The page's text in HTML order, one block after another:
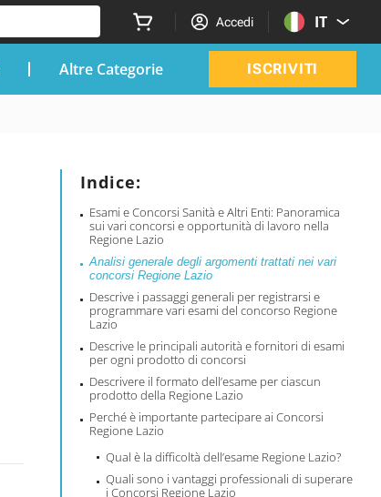
Accedi IT
Altre Categorie ISCRIVITI
Indice:
Esami e Concorsi Sanità e Altri Enti: Panoramica
sui vari concorsi e opportunità di lavoro nella
Regione Lazio
Analisi generale degli argomenti trattati nei vari
concorsi Regione Lazio
Descrive i passaggi generali per registrarsi e
programmare vari esami del concorso Regione
Lazio
Descrive le principali autorità e fornitori di esami
per ogni prodotto di concorsi
Descrivere il formato dell’esame per ciascun
prodotto della Regione Lazio
Perché è importante partecipare ai Concorsi
Regione Lazio
Qual è la difficoltà dell’esame Regione Lazio?
Quali sono i vantaggi professionali di superare
i Concorsi Regione Lazio